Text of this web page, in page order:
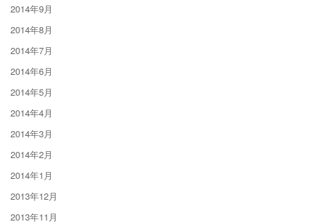
2014年9月
2014年8月
2014年7月
2014年6月
2014年5月
2014年4月
2014年3月
2014年2月
2014年1月
2013年12月
2013年11月